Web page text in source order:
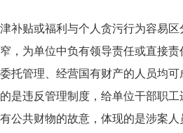
补贴或福利与个人贪污行为容易
，为单位中负有领导责任或直接
托管理、经营国有财产的人员均
是违反管理制度，给单位干部职
公共财物的故意，体现的是涉案